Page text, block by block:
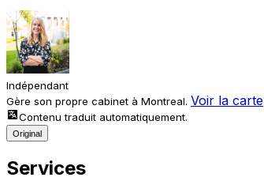
Indépendant
Gère son propre cabinet à Montreal. Voir la carte
Contenu traduit automatiquement.
Original
Services